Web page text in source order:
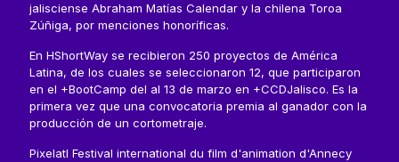
jalisciense Abraham Matías Calendar y la chilena Toroa
Zúñiga, por menciones honoríficas.
En HShortWay se recibieron 250 proyectos de América
Latina, de los cuales se seleccionaron 12, que participaron
en el +BootCamp del al 13 de marzo en +CCDJalisco. Es la
primera vez que una convocatoria premia al ganador con la
producción de un cortometraje.
Pixelatl Festival international du film d'animation d'Annecy